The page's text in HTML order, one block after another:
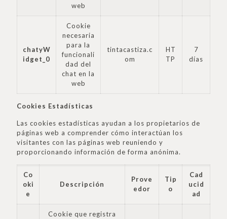
web
chatyW
idget_0
Cookie
necesaria
para la
funcionali
dad del
chat en la
web
tintacastiza.c
om
HT
TP
7
días
Cookies Estadísticas
Las cookies estadísticas ayudan a los propietarios de
páginas web a comprender cómo interactúan los
visitantes con las páginas web reuniendo y
proporcionando información de forma anónima.
Co
oki
e
Descripción
Prove
edor
Tip
o
Cad
ucid
ad
Cookie que registra